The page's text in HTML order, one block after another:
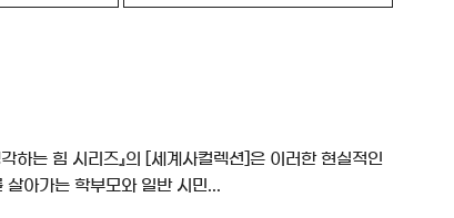
하는 힘 시리즈』의 [세계사컬렉션]은 이러한 현실적인
살아가는 학부모와 일반 시민...